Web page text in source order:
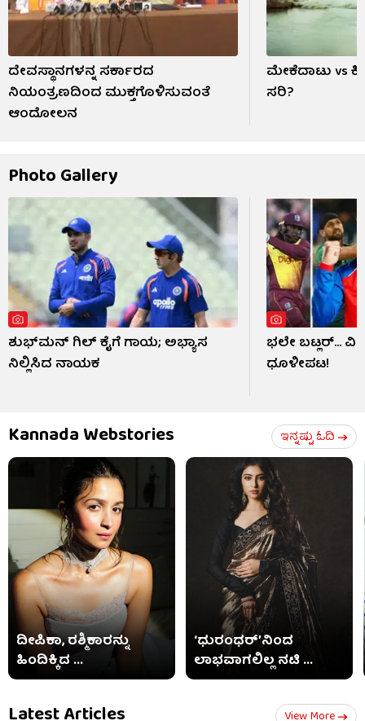
ದೇವಸ್ಥಾನಗಳನ್ನ ಸರ್ಕಾರದ
ನಿಯಂತ್ರಣದಿಂದ ಮುಕ್ತಗೊಳಿಸುವಂತೆ
ಆಂದೋಲನ
ಮೇಕೆದಾಟು vs
ಸರಿ?
Photo Gallery
ಶುಭ್​ಮನ್ ಗಿಲ್ ಕೈಗೆ ಗಾಯ; ಅಭ್ಯಾಸ
ನಿಲ್ಲಿಸಿದ ನಾಯಕ
ಭಲೇ ಬಟ್ಲರ್...
ಧೂಳೀಪಟ!
Kannada Webstories ಇನ್ನಷ್ಟು ಓದಿ
ದೀಪಿಕಾ, ರಶ್ಮಿಕಾರನ್ನು
ಹಿಂದಿಕ್ಕಿದ ...
‘ಧುರಂಧರ್’ನಿಂದ
ಲಾಭವಾಗಲಿಲ್ಲ ನಟಿ ...
View More